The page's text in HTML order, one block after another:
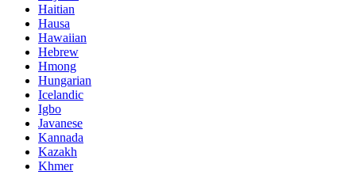
Haitian
Hausa
Hawaiian
Hebrew
Hmong
Hungarian
Icelandic
Igbo
Javanese
Kannada
Kazakh
Khmer